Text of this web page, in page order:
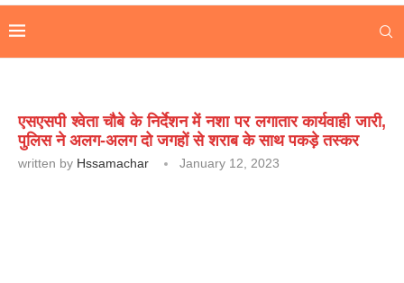
एसएसपी श्वेता चौबे के निर्देशन में नशा पर लगातार कार्यवाही जारी,
पुलिस ने अलग-अलग दो जगहों से शराब के साथ पकड़े तस्‍कर
written by Hssamachar January 12, 2023